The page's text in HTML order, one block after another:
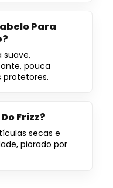
Para
suave,
pouca
protetores.
Frizz?
secas e
piorado por